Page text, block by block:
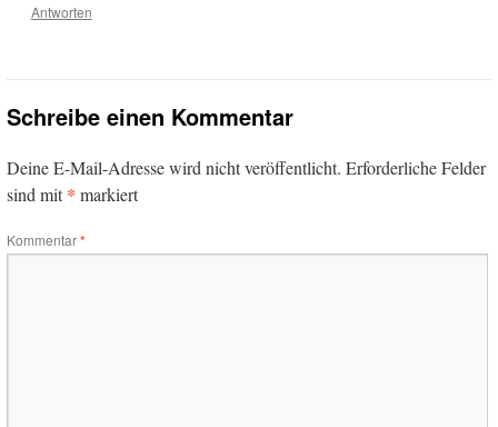
Antworten
Schreibe einen Kommentar
Deine E-Mail-Adresse wird nicht veröffentlicht. Erforderliche Felder
sind mit* markiert
Kommentar*